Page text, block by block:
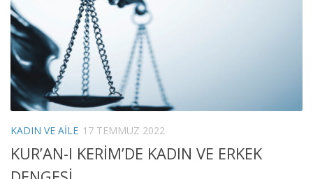
KADIN VE AILE 17 TEMMUZ 2022
KUR’AN-I KERİM’DE KADIN VE ERKEK